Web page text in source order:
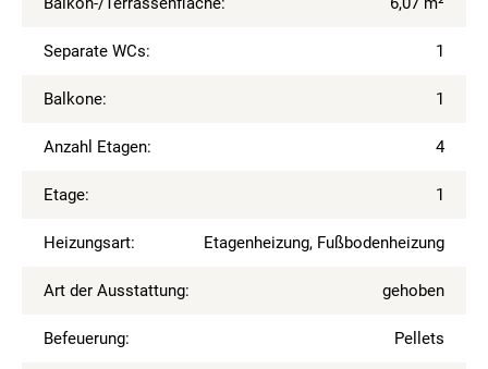
Separate WCs: 1
Balkone: 1
Anzahl Etagen: 4
Etage: 1
Heizungsart: Etagenheizung, Fußbodenheizung
Art der Ausstattung: gehoben
Befeuerung: Pellets